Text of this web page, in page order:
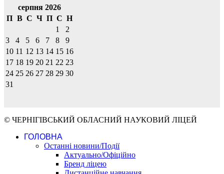
серпня 2026
П В С Ч П С Н
1
2
3
4 5 6 7 8
9
10 11 12 13 14 15 16
17 18 19 20 21 22 23
24 25 26 27 28 29 30
31
© ЧЕРНІГІВСЬКИЙ ОБЛАСНИЙ НАУКОВИЙ ЛІЦЕЙ
ГОЛОВНА
Останні новини/Події
Актуально/Офіційно
Бренд ліцею